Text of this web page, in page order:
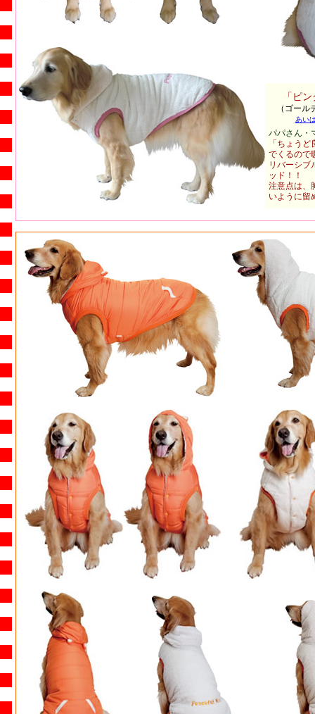
「ピ
（ゴー
あい
パパさん・
「ちょう
でくるので
リバーシブ
ッド！！
注意点は、
いように留